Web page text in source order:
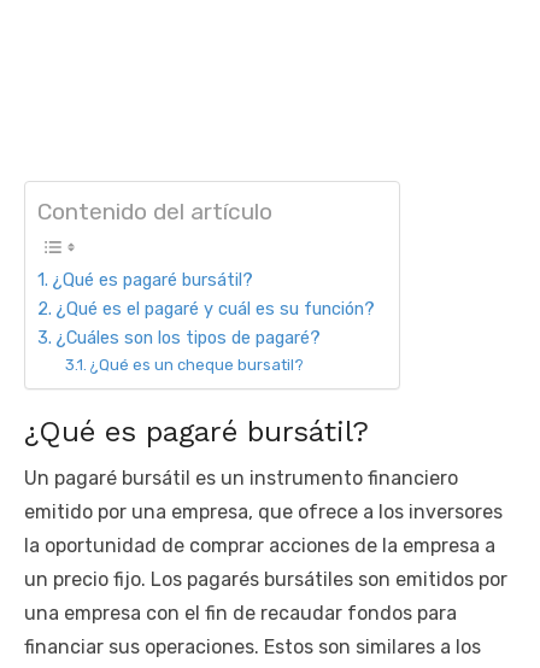
Contenido del artículo
¿Qué es pagaré bursátil?
¿Qué es el pagaré y cuál es su función?
¿Cuáles son los tipos de pagaré?
¿Qué es un cheque bursatil?
¿Qué es pagaré bursátil?
Un pagaré bursátil es un instrumento financiero
emitido por una empresa, que ofrece a los inversores
la oportunidad de comprar acciones de la empresa a
un precio fijo. Los pagarés bursátiles son emitidos por
una empresa con el fin de recaudar fondos para
financiar sus operaciones. Estos son similares a los